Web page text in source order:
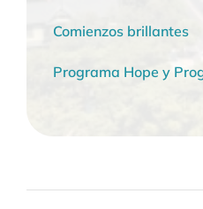
Comienzos brillantes
Programa Hope y